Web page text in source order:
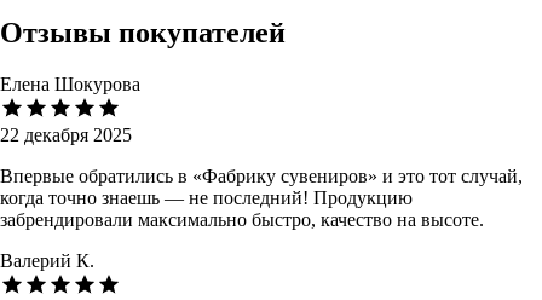
Отзывы покупателей
Елена Шокурова
22 декабря 2025
Впервые обратились в «Фабрику сувениров» и это тот случай,
когда точно знаешь — не последний! Продукцию
забрендировали максимально быстро, качество на высоте.
Валерий К.